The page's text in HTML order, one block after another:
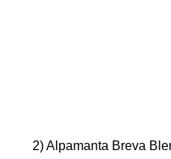
2) Alpamanta Breva